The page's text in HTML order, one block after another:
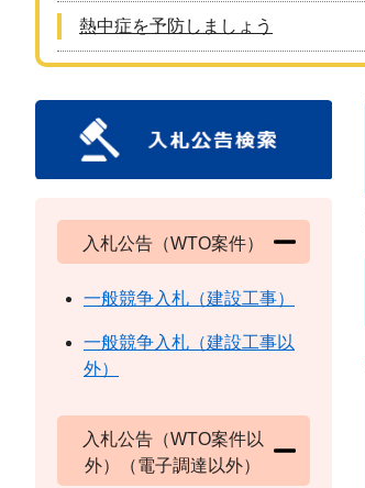
熱中症を予防しましょう
入札公告（WTO案件）
一般競争入札（建設工事）
一般競争入札（建設工事以
外）
入札公告（WTO案件以
外）（電子調達以外）